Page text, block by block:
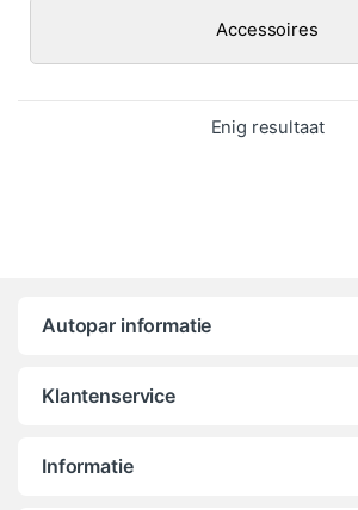
Accessoires
Enig resultaat
Autopar informatie
Klantenservice
Informatie